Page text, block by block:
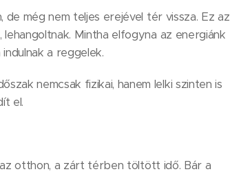
még nem teljes erejével tér vissza. Ez az
Mintha elfogyna az energiánk
a reggelek.
nemcsak fizikai, hanem lelki szinten is
el.
otthon, a zárt térben töltött idő. Bár a